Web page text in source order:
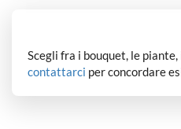
Scegli fra i bouquet, le
contattarci per concordare